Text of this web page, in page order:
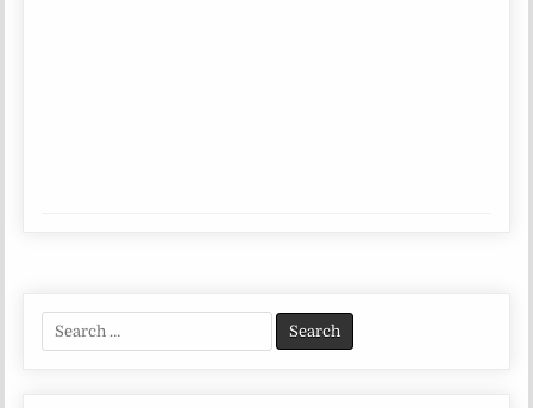
Search
for: